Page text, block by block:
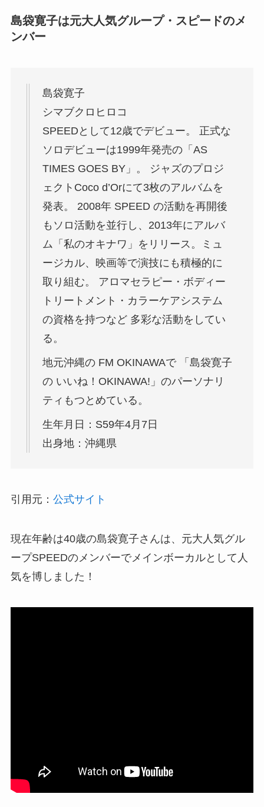
島袋寛子は元大人気グループ・スピードのメ
ンバー
島袋寛子
シマブクロヒロコ
SPEEDとして12歳でデビュー。 正式な
ソロデビューは1999年発売の「AS
TIMES GOES BY」。 ジャズのプロジ
ェクトCoco d’Orにて3枚のアルバムを
発表。 2008年 SPEED の活動を再開後
もソロ活動を並行し、2013年にアルバ
ム「私のオキナワ」をリリース。ミュ
ージカル、映画等で演技にも積極的に
取り組む。 アロマセラピー・ボディー
トリートメント・カラーケアシステム
の資格を持つなど 多彩な活動をしてい
る。
地元沖縄の FM OKINAWAで 「島袋寛子
の いいね！OKINAWA!」のパーソナリ
ティもつとめている。
生年月日：S59年4月7日
出身地：沖縄県
引用元： 公式サイト
現在年齢は40歳の島袋寛子さんは、元大人気グル
ープSPEEDのメンバーでメインボーカルとして人
気を博しました！